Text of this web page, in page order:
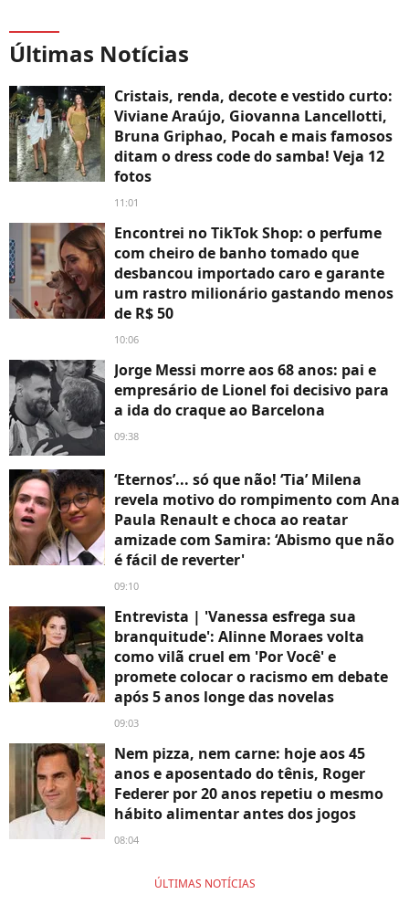
Últimas Notícias
Cristais, renda, decote e vestido curto:
Viviane Araújo, Giovanna Lancellotti,
Bruna Griphao, Pocah e mais famosos
ditam o dress code do samba! Veja 12
fotos
11:01
Encontrei no TikTok Shop: o perfume
com cheiro de banho tomado que
desbancou importado caro e garante
um rastro milionário gastando menos
de R$ 50
10:06
Jorge Messi morre aos 68 anos: pai e
empresário de Lionel foi decisivo para
a ida do craque ao Barcelona
09:38
‘Eternos’... só que não! ‘Tia’ Milena
revela motivo do rompimento com Ana
Paula Renault e choca ao reatar
amizade com Samira: ‘Abismo que não
é fácil de reverter'
09:10
Entrevista | 'Vanessa esfrega sua
branquitude': Alinne Moraes volta
como vilã cruel em 'Por Você' e
promete colocar o racismo em debate
após 5 anos longe das novelas
09:03
Nem pizza, nem carne: hoje aos 45
anos e aposentado do tênis, Roger
Federer por 20 anos repetiu o mesmo
hábito alimentar antes dos jogos
08:04
ÚLTIMAS NOTÍCIAS